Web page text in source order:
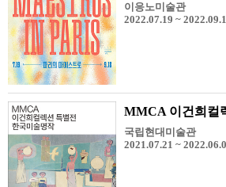
이응노미술관
2022.07.19 ~
국립현대미술관
2021.07.21 ~